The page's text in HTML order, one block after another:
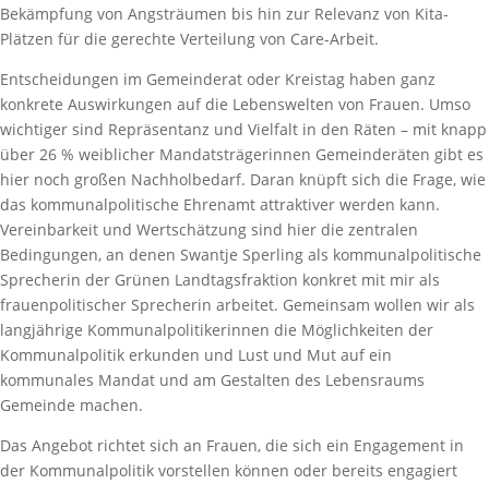
Bekämpfung von Angsträumen bis hin zur Relevanz von Kita-
Plätzen für die gerechte Verteilung von Care-Arbeit.
Entscheidungen im Gemeinderat oder Kreistag haben ganz
konkrete Auswirkungen auf die Lebenswelten von Frauen. Umso
wichtiger sind Repräsentanz und Vielfalt in den Räten – mit knapp
über 26 % weiblicher Mandatsträgerinnen Gemeinderäten gibt es
hier noch großen Nachholbedarf. Daran knüpft sich die Frage, wie
das kommunalpolitische Ehrenamt attraktiver werden kann.
Vereinbarkeit und Wertschätzung sind hier die zentralen
Bedingungen, an denen Swantje Sperling als kommunalpolitische
Sprecherin der Grünen Landtagsfraktion konkret mit mir als
frauenpolitischer Sprecherin arbeitet. Gemeinsam wollen wir als
langjährige Kommunalpolitikerinnen die Möglichkeiten der
Kommunalpolitik erkunden und Lust und Mut auf ein
kommunales Mandat und am Gestalten des Lebensraums
Gemeinde machen.
Das Angebot richtet sich an Frauen, die sich ein Engagement in
der Kommunalpolitik vorstellen können oder bereits engagiert